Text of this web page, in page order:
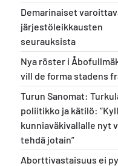
Demarinaiset
järjestöleikkausten
seurauksista
Nya röster i
vill de forma stadens
Turun Sanomat:
poliitikko ja kätilö:
kunniaväkivallalle nyt
tehdä jotain”
Aborttivastaisuus ei